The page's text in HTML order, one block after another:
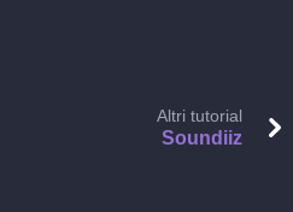
Altri tutorial
Soundiiz